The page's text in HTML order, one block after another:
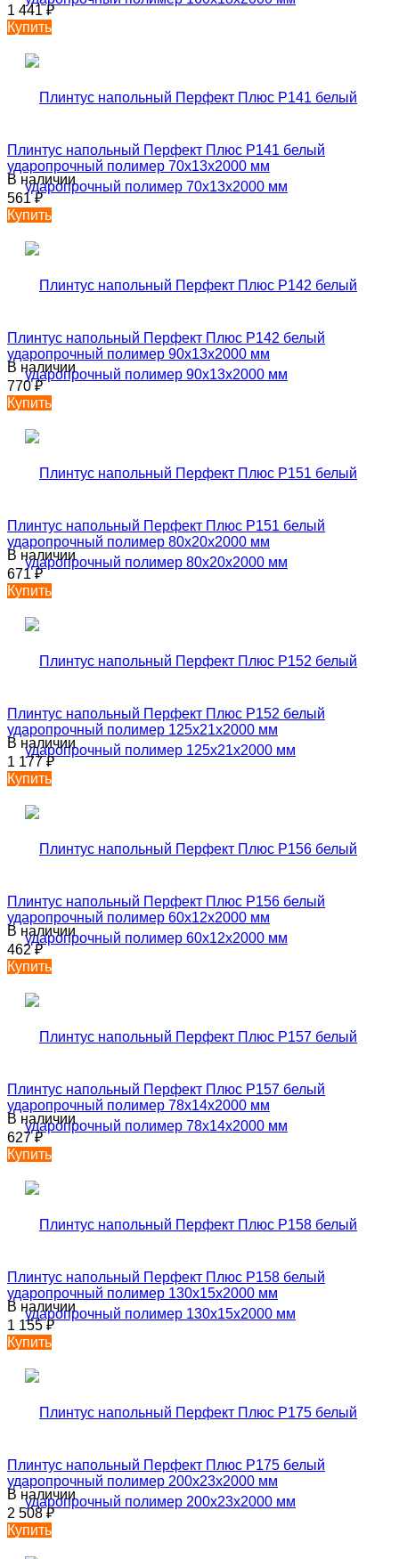
1 441₽
Купить
Плинтус напольный Перфект Плюс P141 белый
ударопрочный полимер 70х13х2000 мм
В наличии
561₽
Купить
Плинтус напольный Перфект Плюс P142 белый
ударопрочный полимер 90х13х2000 мм
В наличии
770₽
Купить
Плинтус напольный Перфект Плюс P151 белый
ударопрочный полимер 80х20х2000 мм
В наличии
671₽
Купить
Плинтус напольный Перфект Плюс P152 белый
ударопрочный полимер 125х21х2000 мм
В наличии
1 177₽
Купить
Плинтус напольный Перфект Плюс P156 белый
ударопрочный полимер 60х12х2000 мм
В наличии
462₽
Купить
Плинтус напольный Перфект Плюс P157 белый
ударопрочный полимер 78х14х2000 мм
В наличии
627₽
Купить
Плинтус напольный Перфект Плюс P158 белый
ударопрочный полимер 130х15х2000 мм
В наличии
1 155₽
Купить
Плинтус напольный Перфект Плюс P175 белый
ударопрочный полимер 200х23х2000 мм
В наличии
2 508₽
Купить